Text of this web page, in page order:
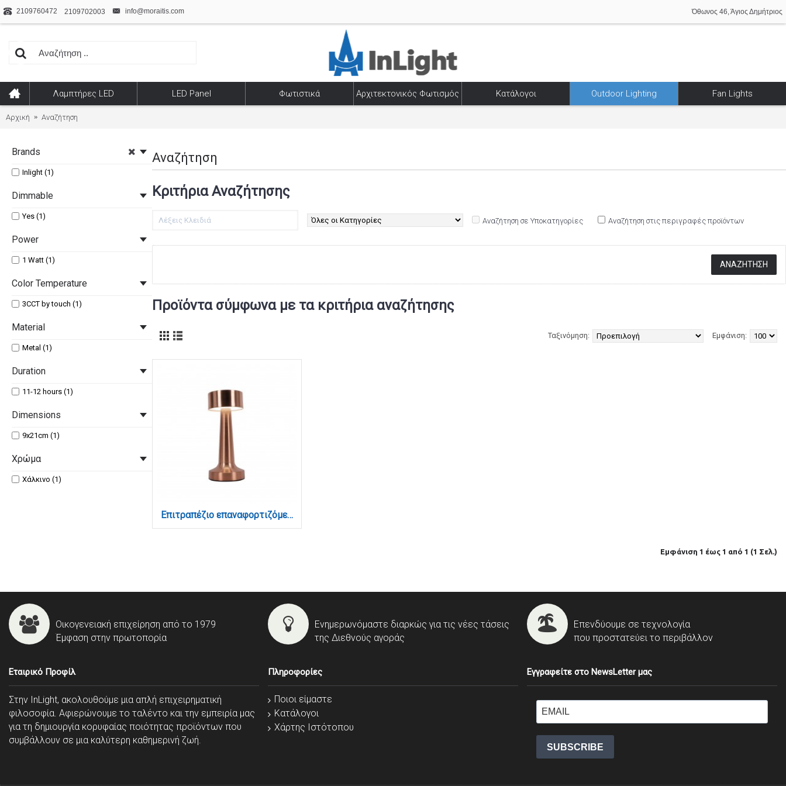
2109760472 2109702003 info@moraitis.com Όθωνος 46, Άγιος Δημήτριος
Λαμπτήρες LED LED Panel Φωτιστικά Αρχιτεκτονικός Φωτισμός Κατάλογοι Outdoor Lighting Fan Lights
Αρχική Αναζήτηση
Brands
Inlight (1)
Dimmable
Yes (1)
Power
1 Watt (1)
Color Temperature
3CCT by touch (1)
Material
Metal (1)
Duration
11-12 hours (1)
Dimensions
9x21cm (1)
Χρώμα
Χάλκινο (1)
Αναζήτηση
Κριτήρια Αναζήτησης
Αναζήτηση σε Υποκατηγορίες Αναζήτηση στις περιγραφές προϊόντων
Προϊόντα σύμφωνα με τα κριτήρια αναζήτησης
Εμφάνιση:
Ταξινόμηση:
Επιτραπέζιο επαναφορτιζόμενο φωτιστικό 3CCT σε χάλκινη απόχρωση (3033-Copper)
Εμφάνιση 1 έως 1 από 1 (1 Σελ.)
Οικογενειακή επιχείρηση από το 1979
Έμφαση στην πρωτοπορία
Ενημερωνόμαστε διαρκώς για τις νέες τάσεις
της Διεθνούς αγοράς
Επενδύουμε σε τεχνολογία
που προστατεύει το περιβάλλον
Εταιρικό Προφίλ
Στην InLight, ακολουθούμε μια απλή επιχειρηματική
φιλοσοφία. Αφιερώνουμε το ταλέντο και την εμπειρία μας
για τη δημιουργία κορυφαίας ποιότητας προϊόντων που
συμβάλλουν σε μια καλύτερη καθημερινή ζωή.
Πληροφορίες
Ποιοι είμαστε
Κατάλογοι
Χάρτης Ιστότοπου
Εγγραφείτε στο NewsLetter μας
SUBSCRIBE